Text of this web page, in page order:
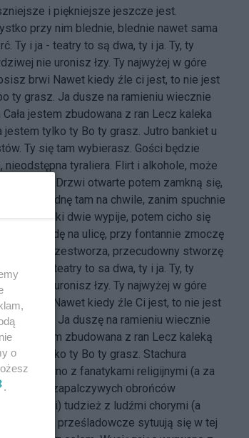
i piękniejsze jeszcze jest.
przy nim blednie, blednie nawet sama
Ty i ja - teatry to są dwa, ty i ja. Ty, ty
nie uronisz łzy. Ty najwyżej w góre
brwi Nawet kiedy źle ci jest, to nie jest
ty grasz. Ja dusze na ramieniu wiecznie
Cała jestem zbudowana z ran Lecz kaleka
jestem tylko ty Bo ty grasz. Jutro bankiet u
Ty się tam wybierasz. Gości będzie
nieodstępna tyraliera. Flirt i alkohole, może
będą też. Drzwi otwarte potem zamkną się,
cześć. Wpadnę tam na chwile, zanim spuchnie
Wódki dwie wypije, potem cicho się
Wyjdę na ulicę, przy fontannie zmoczę
Wyjdę na przestworza, przecudowny stworzę
Ty i ja - teatry to sa dwa, ty i ja. Ty, ty
nie uronisz łzy. Ty najwyżej w góre
brwi Nawet kiedy źle Ci jest, to nie jest
ty grasz. Ja duszę na ramieniu wiecznie
Cała jestem zbudowana z ran Lecz kaleką
jestem tylko ty Bo ty grasz. Stachura
zarówno z fanatykami religijnymi (a za
uważam zapalczywych obrońców
utopii) tudzież z ludźmi chorymi (a
manie prześladowcze sytuują się w tej
o
.